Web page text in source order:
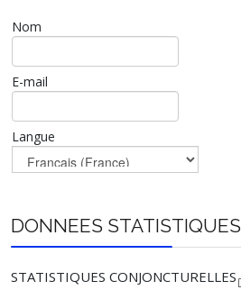
Nom
E-mail
Langue
DONNEES STATISTIQUES
STATISTIQUES CONJONCTURELLES